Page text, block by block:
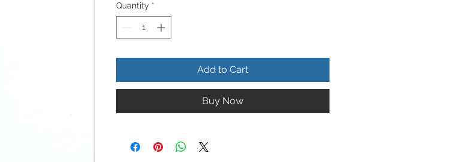
Quantity *
Add to Cart
Buy Now